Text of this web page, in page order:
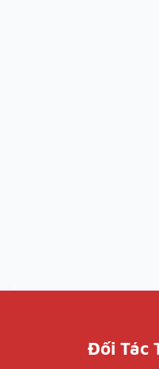
Đối Tác